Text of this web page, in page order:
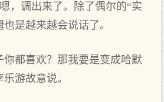
，调出来了。除了偶尔的“实‌
是越来越会说话了。
你都喜欢？那我要‌是变成哈默
游故意说。